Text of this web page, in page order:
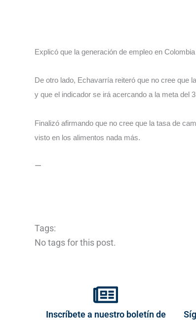
Explicó que la generación de empleo en
De otro lado, Echavarría reiteró que no cree que
y que el indicador se irá acercando a la meta del
Finalizó afirmando que no cree que la tasa de
visto en los alimentos nada más.
—
Tags:
No tags for this post.
Inscríbete a nuestro boletín de